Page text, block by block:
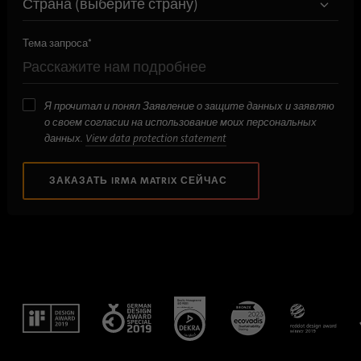
Тема запроса*
Я прочитал и понял Заявление о защите данных и заявляю
о своем согласии на использование моих персональных
данных. View data protection statement
ЗАКАЗАТЬ IRMA MATRIX СЕЙЧАС
Имя bscookie
Поставщик
Этот файл cookie
запоминает, что вошедший в
систему пользователь
прошел двухфакторную
аутентификацию и ранее уже
Поставщик .linkedin.com
30 дней